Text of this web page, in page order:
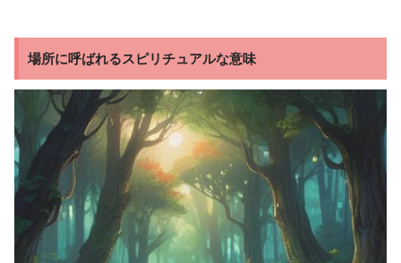
場所に呼ばれるスピリチュアルな意味